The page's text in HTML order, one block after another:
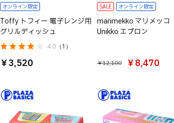
オンライン限定
Toffy トフィー 電子レンジ用
グリルディッシュ
4.0 （1）
￥3,520
SALE オンライン限定
marimekko マリメッコ
Unikko エプロン
￥12,100 ￥8,470